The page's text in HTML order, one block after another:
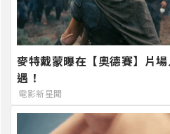
麥特戴蒙曝在【奧德賽】片
遇！
電影新星聞